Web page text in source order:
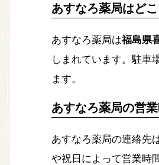
あすなろ薬局はど
あすなろ薬局は福島県
しまれています。駐車
ます。
あすなろ薬局の営
あすなろ薬局の連絡先
や祝日によって営業時